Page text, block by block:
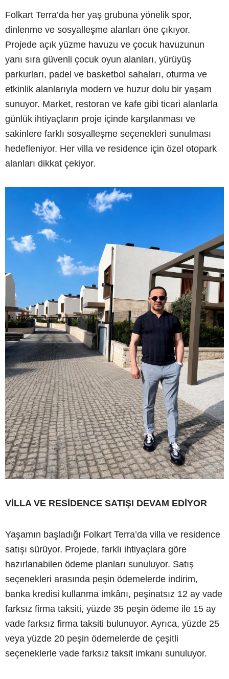
Folkart Terra’da her yaş grubuna yönelik spor,
dinlenme ve sosyalleşme alanları öne çıkıyor.
Projede açık yüzme havuzu ve çocuk havuzunun
yanı sıra güvenli çocuk oyun alanları, yürüyüş
parkurları, padel ve basketbol sahaları, oturma ve
etkinlik alanlarıyla modern ve huzur dolu bir yaşam
sunuyor. Market, restoran ve kafe gibi ticari alanlarla
günlük ihtiyaçların proje içinde karşılanması ve
sakinlere farklı sosyalleşme seçenekleri sunulması
hedefleniyor. Her villa ve residence için özel otopark
alanları dikkat çekiyor.
VİLLA VE RESİDENCE SATIŞI DEVAM EDİYOR
Yaşamın başladığı Folkart Terra’da villa ve residence
satışı sürüyor. Projede, farklı ihtiyaçlara göre
hazırlanabilen ödeme planları sunuluyor. Satış
seçenekleri arasında peşin ödemelerde indirim,
banka kredisi kullanma imkânı, peşinatsız 12 ay vade
farksız firma taksiti, yüzde 35 peşin ödeme ile 15 ay
vade farksız firma taksiti bulunuyor. Ayrıca, yüzde 25
veya yüzde 20 peşin ödemelerde de çeşitli
seçeneklerle vade farksız taksit imkanı sunuluyor.